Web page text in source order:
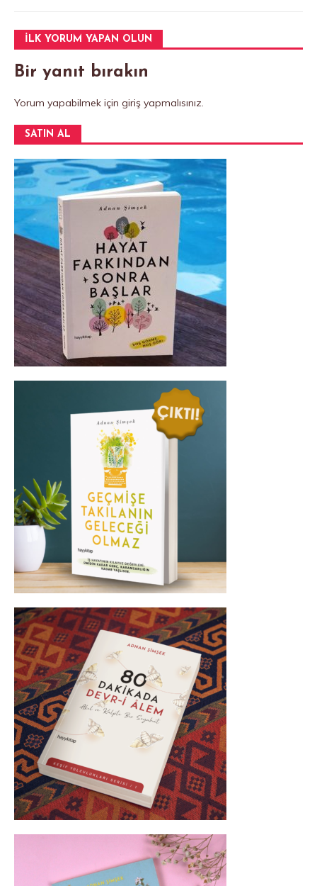
k
İLK YORUM YAPAN OLUN
Bir yanıt bırakın
Yorum yapabilmek için giriş yapmalısınız.
SATIN AL